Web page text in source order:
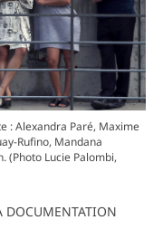
: Alexandra Paré, Maxime
Rufino, Mandana
(Photo Lucie Palombi,
DOCUMENTATION